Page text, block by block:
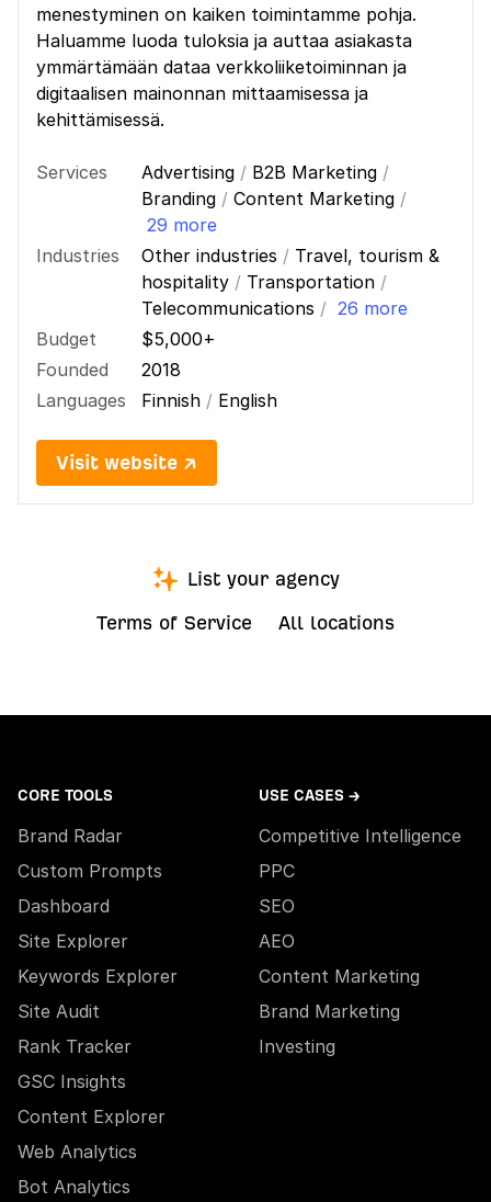
menestyminen on kaiken toimintamme pohja.
Haluamme luoda tuloksia ja auttaa asiakasta
ymmärtämään dataa verkkoliiketoiminnan ja
digitaalisen mainonnan mittaamisessa ja
kehittämisessä.
Services Advertising / B2B Marketing /
Branding / Content Marketing /
29 more
Industries
Other industries / Travel, tourism &
hospitality / Transportation /
Telecommunications / 26 more
Budget
$5,000+
Founded
2018
Languages
Finnish / English
Visit website ↗
List your agency
Terms of Service All locations
CORE TOOLS
Brand Radar
Custom Prompts
Dashboard
Site Explorer
Keywords Explorer
Site Audit
Rank Tracker
GSC Insights
Content Explorer
Web Analytics
Bot Analytics
USE CASES →
Competitive Intelligence
PPC
SEO
AEO
Content Marketing
Brand Marketing
Investing